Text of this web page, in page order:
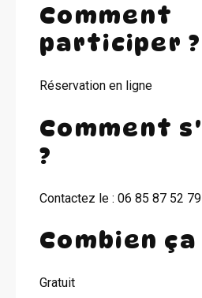
Comment
participer ?
Réservation en ligne
Comment
?
Contactez le : 06 85 87 52 79
Combien
Gratuit